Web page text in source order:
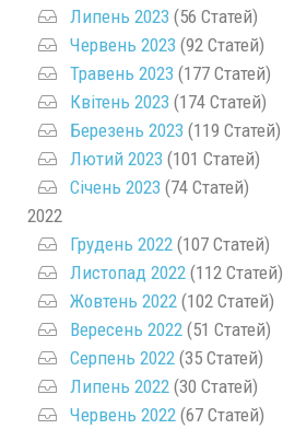
Липень 2023 (56 Статей)
Червень 2023 (92 Статей)
Травень 2023 (177 Статей)
Квітень 2023 (174 Статей)
Березень 2023 (119 Статей)
Лютий 2023 (101 Статей)
Січень 2023 (74 Статей)
2022
Грудень 2022 (107 Статей)
Листопад 2022 (112 Статей)
Жовтень 2022 (102 Статей)
Вересень 2022 (51 Статей)
Серпень 2022 (35 Статей)
Липень 2022 (30 Статей)
Червень 2022 (67 Статей)